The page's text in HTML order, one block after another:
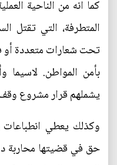
كما انه من الناحية
المتطرفة، التي تقتل
تحت شعارات متعددة
بأمن المواطن. لاسيما
يشملهم قرار مشروع وقف
وكذلك يعطي
حق في قضيتها محاربة